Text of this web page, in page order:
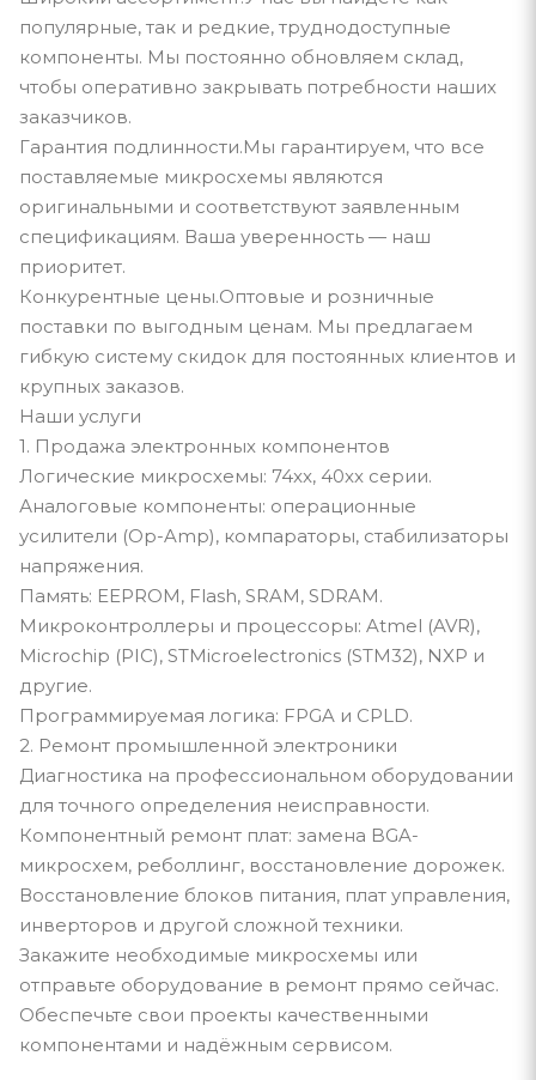
популярные, так и редкие, труднодоступные
компоненты. Мы постоянно обновляем склад,
чтобы оперативно закрывать потребности наших
заказчиков.
Гарантия подлинности.Мы гарантируем, что все
поставляемые микросхемы являются
оригинальными и соответствуют заявленным
спецификациям. Ваша уверенность — наш
приоритет.
Конкурентные цены.Оптовые и розничные
поставки по выгодным ценам. Мы предлагаем
гибкую систему скидок для постоянных клиентов и
крупных заказов.
Наши услуги
1. Продажа электронных компонентов
Логические микросхемы: 74xx, 40xx серии.
Аналоговые компоненты: операционные
усилители (Op-Amp), компараторы, стабилизаторы
напряжения.
Память: EEPROM, Flash, SRAM, SDRAM.
Микроконтроллеры и процессоры: Atmel (AVR),
Microchip (PIC), STMicroelectronics (STM32), NXP и
другие.
Программируемая логика: FPGA и CPLD.
2. Ремонт промышленной электроники
Диагностика на профессиональном оборудовании
для точного определения неисправности.
Компонентный ремонт плат: замена BGA-
микросхем, реболлинг, восстановление дорожек.
Восстановление блоков питания, плат управления,
инверторов и другой сложной техники.
Закажите необходимые микросхемы или
отправьте оборудование в ремонт прямо сейчас.
Обеспечьте свои проекты качественными
компонентами и надёжным сервисом.